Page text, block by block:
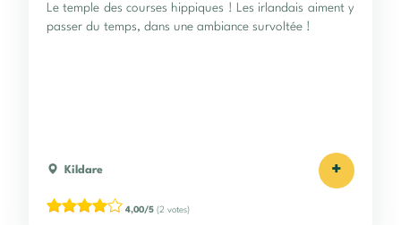
Le temple des courses hippiques ! Les irlandais aiment y
passer du temps, dans une ambiance survoltée !
Kildare +
4,00/5 (2 votes)